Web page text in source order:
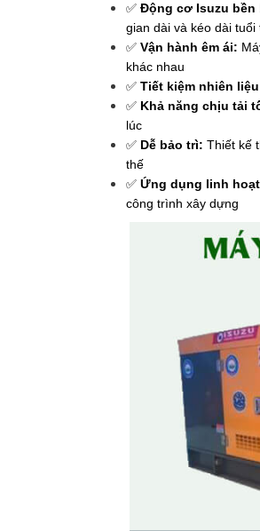
✅ Động cơ Isuzu bền
gian dài và kéo dài tuổi
✅ Vận hành êm ái:
khác nhau
✅ Tiết kiệm nhiên
✅ Khả năng chịu tải
lúc
✅ Dễ bảo trì: Thiết kế
thế
✅ Ứng dụng linh
công trình xây dựng